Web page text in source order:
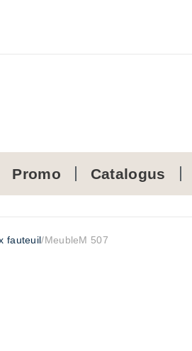
Promo Catalogus
fauteuil/MeubleM 507